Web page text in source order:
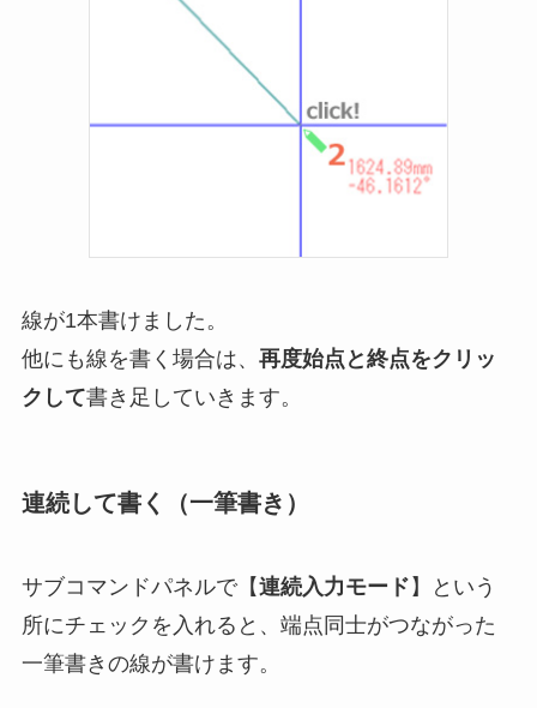
線が1本書けました。
他にも線を書く場合は、 再度始点と終点をクリッ
クして書き足していきます。
連続して書く（一筆書き）
サブコマンドパネルで【連続入力モード 】という
所にチェックを入れると、端点同士がつながった
一筆書きの線が書けます。